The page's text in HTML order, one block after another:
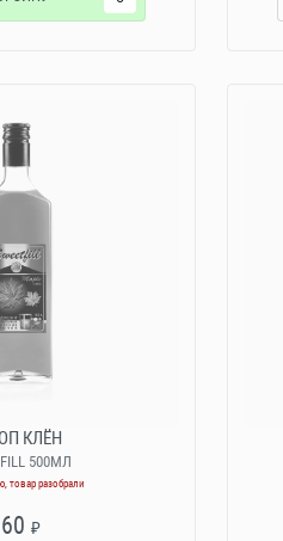
КЛЁН
500МЛ
товар разобрали
₽